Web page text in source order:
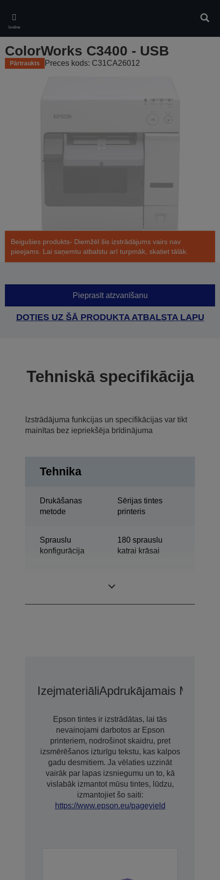
main
content
Izvēlne
ColorWorks C3400 - USB
Pārtraukts Preces kods: C31CA26012
Beigušies produkts- Diemžēl šis izstrādājums vairs nav
pieejams. Lai saņemtu atbalstu arī turpmāk, skatiet tālāk.
Pieprasīt atzvanīšanu
DOTIES UZ ŠĀ PRODUKTA ATBALSTA LAPU
Tehniskā specifikācija
Izstrādājuma funkcijas un specifikācijas var tikt
mainītas bez iepriekšēja brīdinājuma
Tehnika
Drukāšanas
metode
Sērijas tintes
printeris
Sprauslu
konfigurācija
180 sprauslu
katrai krāsai
IzejmateriāliApdrukājamais
Epson tintes ir izstrādātas, lai tās
nevainojami darbotos ar Epson
printeriem, nodrošinot skaidru, pret
izsmērēšanos izturīgu tekstu, kas kalpos
gadu desmitiem. Ja vēlaties uzzināt
vairāk par lapas izsniegumu un to, kā
vislabāk izmantot mūsu tintes, lūdzu,
izmantojiet šo saiti:
https://www.epson.eu/pageyield